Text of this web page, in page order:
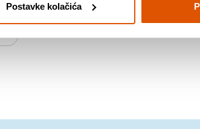
Postavke kolačića